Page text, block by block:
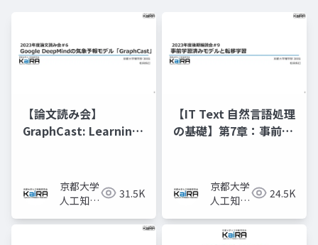
【論文読み会】
GraphCast: Learning
weather forecasting
京都大学
人工知能
KaiRA
31.5K
【IT Text 自然言語処理
の基礎】第7章：事前学
京都大学
人工知能
KaiRA
24.5K